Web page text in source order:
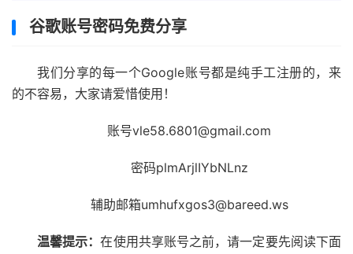
谷歌账号密码免费分享
我们分享的每一个Google账号都是纯手工注册的，来
的不容易，大家请爱惜使用！
账号vle58.6801@gmail.com
密码plmArjlIYbNLnz
辅助邮箱umhufxgos3@bareed.ws
温馨提示：在使用共享账号之前，请一定要先阅读下面